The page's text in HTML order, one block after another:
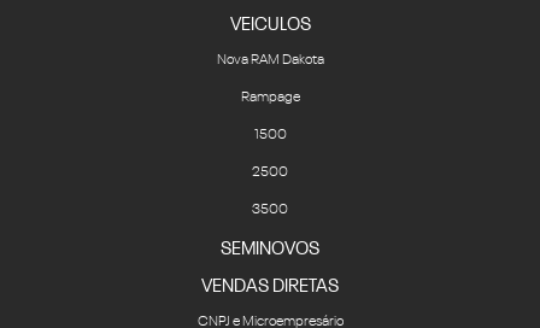
VEICULOS
Nova RAM Dakota
Rampage
1500
2500
3500
SEMINOVOS
VENDAS DIRETAS
CNPJ e Microempresário